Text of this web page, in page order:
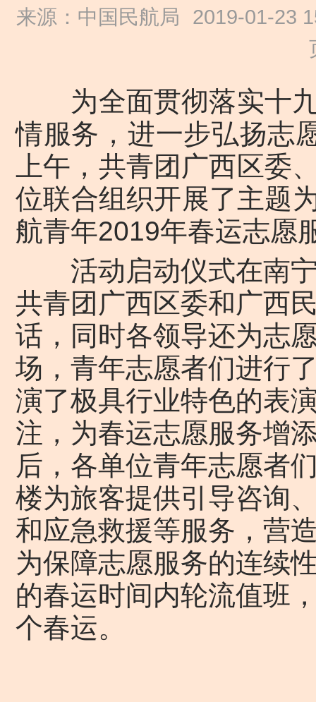
来源：中国民航局
2019-01-23
为全面贯彻落实十九
情服务，进一步弘扬志
上午，共青团广西区委
位联合组织开展了主题
航青年2019年春运志愿
活动启动仪式在南宁
共青团广西区委和广西
话，同时各领导还为志
场，青年志愿者们进行
演了极具行业特色的表
注，为春运志愿服务增
后，各单位青年志愿者
楼为旅客提供引导咨询
和应急救援等服务，营
为保障志愿服务的连续
的春运时间内轮流值班
个春运。